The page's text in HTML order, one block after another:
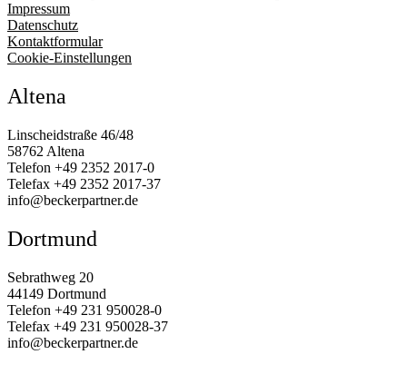
Impressum
Datenschutz
Kontaktformular
Cookie-Einstellungen
Altena
Linscheidstraße 46/48
58762 Altena
Telefon +49 2352 2017‑0
Telefax +49 2352 2017‑37
info@beckerpartner.de
Dortmund
Sebrathweg 20
44149 Dortmund
Telefon +49 231 950028‑0
Telefax +49 231 950028‑37
info@beckerpartner.de